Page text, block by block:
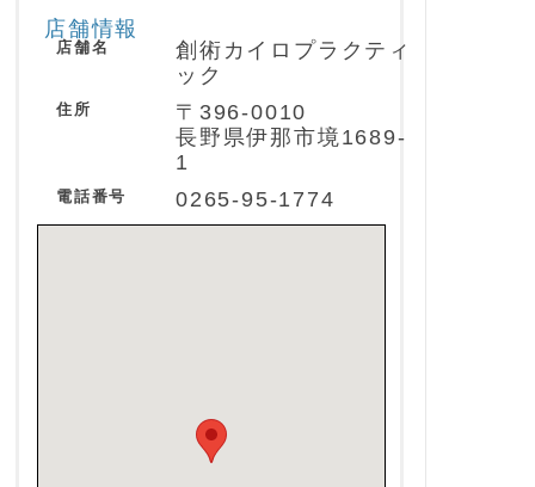
店舗情報
店舗名
創術カイロプラクティ
ック
住所
〒396-0010
長野県伊那市境1689-
1
電話番号 0265-95-1774